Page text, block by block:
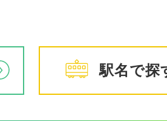
駅名で探